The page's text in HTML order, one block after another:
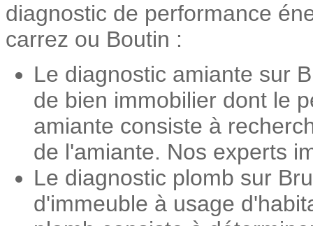
diagnostic de performance
carrez ou Boutin :
Le diagnostic amiante sur
de bien immobilier dont le
amiante consiste à
de l'amiante. Nos experts
Le diagnostic plomb sur
d'immeuble à usage